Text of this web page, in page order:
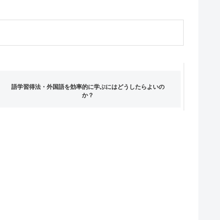
語学習得法・外国語を効率的に学ぶにはどうしたらよいの
か？